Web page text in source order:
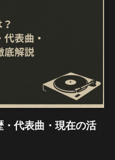
代表曲・現在の活